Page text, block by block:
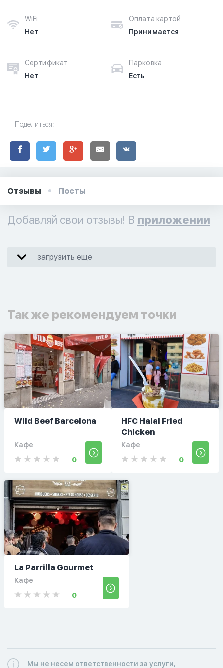
WiFi
Нет
Оплата картой
Принимается
Сертификат
Нет
Парковка
Есть
Поделиться:
Отзывы Посты
Добавляй свои отзывы! В приложении
загрузить еще
Так же рекомендуем точки
Wild Beef Barcelona
Кафе
0
HFC Halal Fried
Chicken
Кафе
0
La Parrilla Gourmet
Кафе
0
Мы не несем ответственности за услуги,